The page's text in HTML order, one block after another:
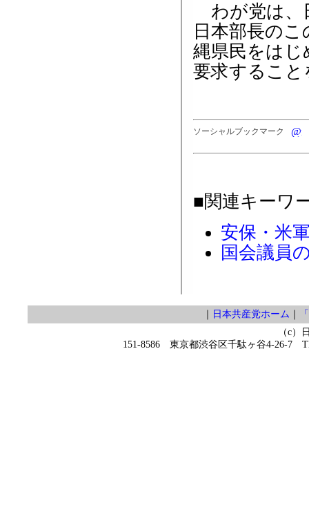
わが党は、
日本部長の
縄県民をは
要求するこ
ソーシャルブックマーク
■関連キーワ
安保・米
国会議員
日本共産党ホーム
（c）
151-8586 東京都渋谷区千駄ヶ谷4-26-7